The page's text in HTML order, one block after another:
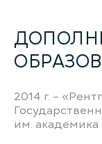
2014 г. –
им.